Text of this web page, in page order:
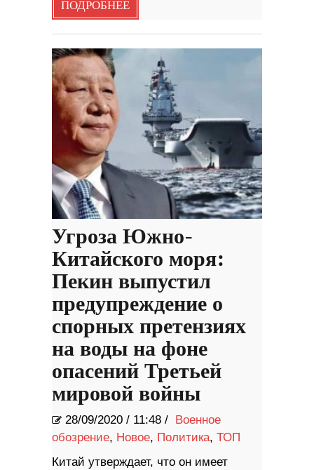
ПОДРОБНЕЕ
Угроза Южно-
Китайского моря:
Пекин выпустил
предупреждение о
спорных претензиях
на воды на фоне
опасений Третьей
мировой войны
28/09/2020 / 11:48 /
Военное
обозрение, Новое, Политика, ТОП
Китай утверждает, что он имеет